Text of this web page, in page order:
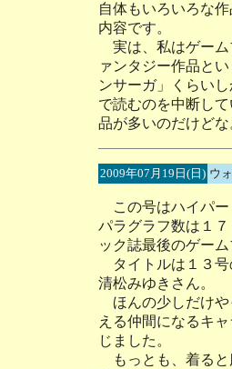
自体もいろいろな
内容です。
実は、私はゲーム
ァンタジー作品と
ンサーガ」くらい
で読むのを中断し
品が多いのだけどな
2009年07月19日(日) ウ
この号はハイパー
パラグラフ数は１
ック誌最後のゲーム
タイトルは１３号
清松みゆきさん。
ほんの少しだけや
える仲間になるキ
じました。
もっとも、着ると